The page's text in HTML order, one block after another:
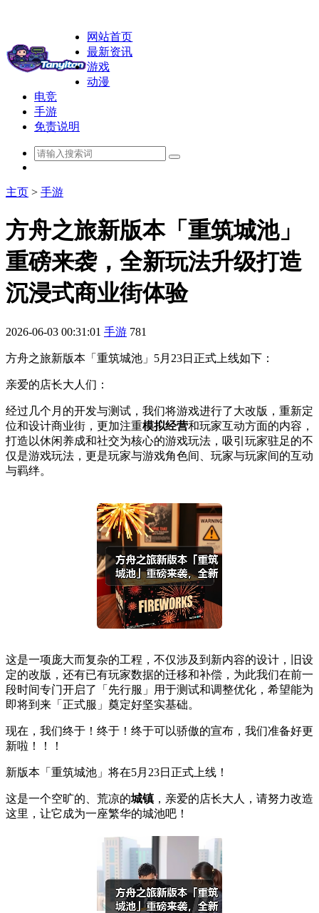
网站首页
最新资讯
游戏
动漫
电竞
手游
免责说明
主页 > 手游
方舟之旅新版本「重筑城池」
重磅来袭，全新玩法升级打造
沉浸式商业街体验
2026-06-03 00:31:01 手游 781
方舟之旅新版本「重筑城池」5月23日正式上线如下：
亲爱的店长大人们：
经过几个月的开发与测试，我们将游戏进行了大改版，重新定
位和设计商业街，更加注重模拟经营和玩家互动方面的内容，
打造以休闲养成和社交为核心的游戏玩法，吸引玩家驻足的不
仅是游戏玩法，更是玩家与游戏角色间、玩家与玩家间的互动
与羁绊。
这是一项庞大而复杂的工程，不仅涉及到新内容的设计，旧设
定的改版，还有已有玩家数据的迁移和补偿，为此我们在前一
段时间专门开启了「先行服」用于测试和调整优化，希望能为
即将到来「正式服」奠定好坚实基础。
现在，我们终于！终于！终于可以骄傲的宣布，我们准备好更
新啦！！！
新版本「重筑城池」将在5月23日正式上线！
这是一个空旷的、荒凉的城镇 ，亲爱的店长大人，请努力改造
这里，让它成为一座繁华的城池吧！